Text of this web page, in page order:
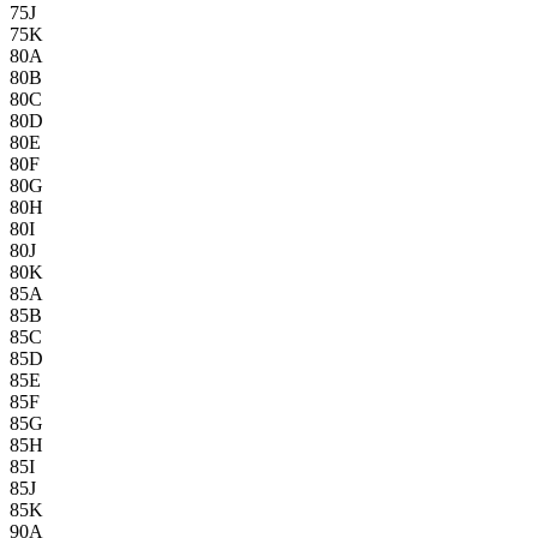
75J
75K
80A
80B
80C
80D
80E
80F
80G
80H
80I
80J
80K
85A
85B
85C
85D
85E
85F
85G
85H
85I
85J
85K
90A